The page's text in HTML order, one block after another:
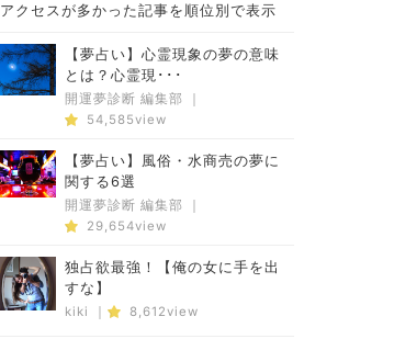
アクセスが多かった記事を順位別で表示
【夢占い】心霊現象の夢の意味
とは？心霊現･･･
開運夢診断 編集部
｜
54,585view
【夢占い】風俗・水商売の夢に
関する6選
開運夢診断 編集部
｜
29,654view
独占欲最強！【俺の女に手を出
すな】
kiki ｜ 8,612view